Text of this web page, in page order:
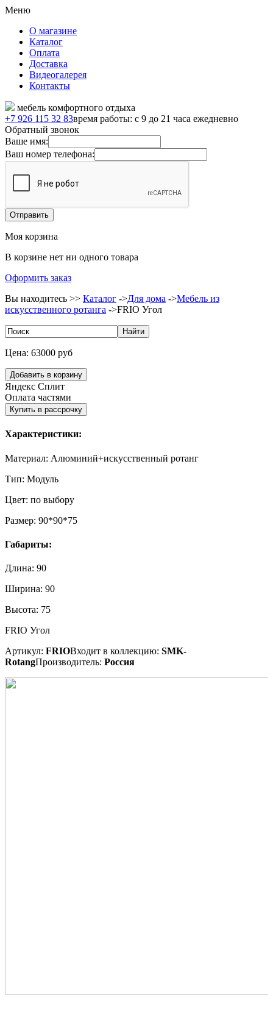
Меню
О магазине
Каталог
Оплата
Доставка
Видеогалерея
Контакты
мебель комфортного отдыха
+7 926 115 32 83время работы: с 9 до 21 часа ежедневно
Обратный звонок
Ваше имя:
Ваш номер телефона:
Моя корзина
В корзине нет ни одного товара
Оформить заказ
Вы находитесь >> Каталог ->Для дома ->Мебель из
искусственного ротанга ->FRIO Угол
Цена: 63000 руб
Яндекс Сплит
Оплата частями
Характеристики:
Материал: Алюминий+искусственный ротанг
Тип: Модуль
Цвет: по выбору
Размер: 90*90*75
Габариты:
Длина: 90
Ширина: 90
Высота: 75
FRIO Угол
Артикул: FRIOВходит в коллекцию: SMK-
RotangПроизводитель: Россия